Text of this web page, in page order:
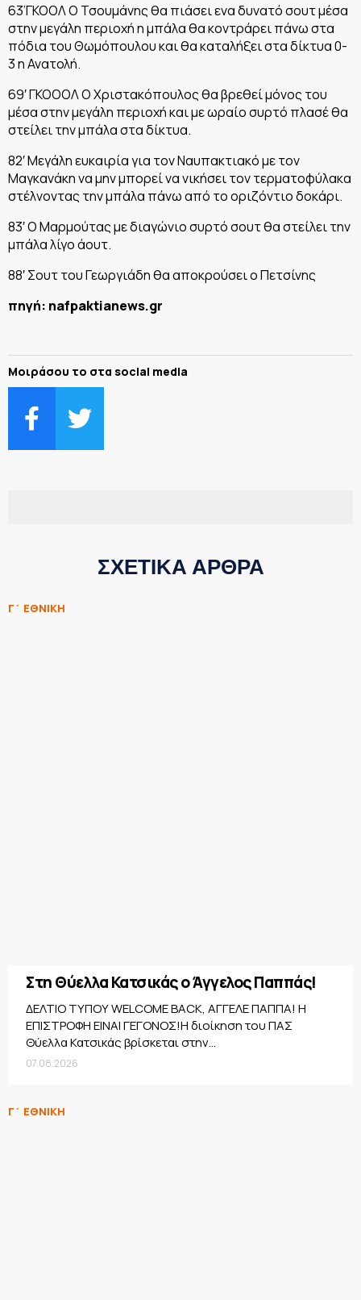
63’ΓΚΟΟΛ Ο Τσουμάνης θα πιάσει ενα δυνατό σουτ μέσα
στην μεγάλη περιοχή η μπάλα θα κοντράρει πάνω στα
πόδια του Θωμόπουλου και θα καταλήξει στα δίκτυα 0-
3 η Ανατολή.
69′ ΓΚΟΟΟΛ Ο Χριστακόπουλος θα βρεθεί μόνος του
μέσα στην μεγάλη περιοχή και με ωραίο συρτό πλασέ θα
στείλει την μπάλα στα δίκτυα.
82′ Μεγάλη ευκαιρία για τον Ναυπακτιακό με τον
Μαγκανάκη να μην μπορεί να νικήσει τον τερματοφύλακα
στέλνοντας την μπάλα πάνω από το οριζόντιο δοκάρι.
83′ Ο Μαρμούτας με διαγώνιο συρτό σουτ θα στείλει την
μπάλα λίγο άουτ.
88′ Σουτ του Γεωργιάδη θα αποκρούσει ο Πετσίνης
πηγή: nafpaktianews.gr
Μοιράσου το στα social media
ΣΧΕΤΙΚΑ ΑΡΘΡΑ
Γ΄ ΕΘΝΙΚΗ
Στη Θύελλα Κατσικάς ο Άγγελος Παππάς!
ΔΕΛΤΙΟ ΤΥΠΟΥ WELCOME BACK, ΑΓΓΕΛΕ ΠΑΠΠΑ! Η
ΕΠΙΣΤΡΟΦΗ ΕΙΝΑΙ ΓΕΓΟΝΟΣ!Η διοίκηση του ΠΑΣ
Θύελλα Κατσικάς βρίσκεται στην...
07.08.2026
Γ΄ ΕΘΝΙΚΗ